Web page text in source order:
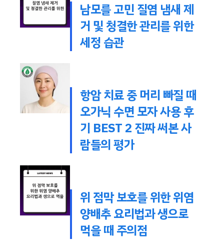
남모를 고민 질염 냄새 제
거 및 청결한 관리를 위한
세정 습관
항암 치료 중 머리 빠질 때
오가닉 수면 모자 사용 후
기 BEST 2 진짜 써본 사
람들의 평가
위 점막 보호를 위한 위염
양배추 요리법과 생으로
먹을 때 주의점